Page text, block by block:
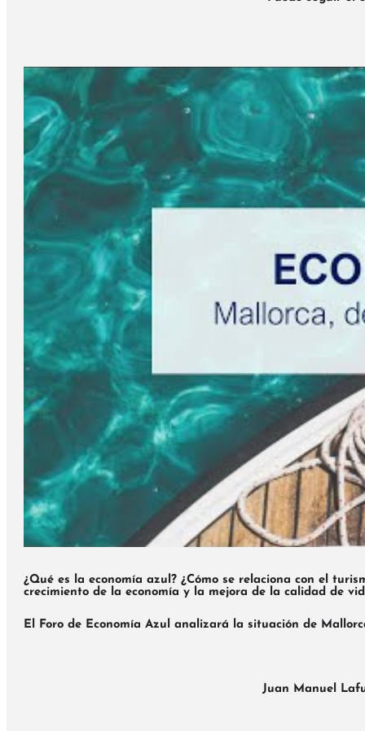
¿Qué es la economía azul? ¿Cómo se relaciona con el
crecimiento de la economía y la mejora de la calidad de
El Foro de Economía Azul analizará la situación de
Juan Manuel